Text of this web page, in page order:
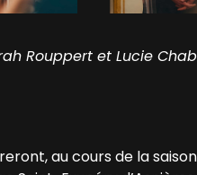
Rouppert et Lucie
au cours de la